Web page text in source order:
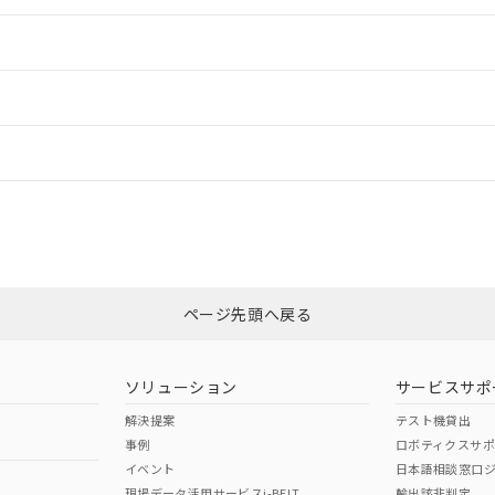
、n: 50mm以上
ダウンロードはこちら
（日本
（アメリカ
ページ先頭へ戻る
ソリューション
解決提案
事例
イベント
サービスサポ
テスト機貸出
ロボティクスサ
日本語相談窓口